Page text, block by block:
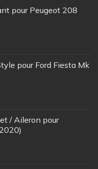
pour Peugeot 208
pour Ford Fiesta Mk
/ Aileron pour